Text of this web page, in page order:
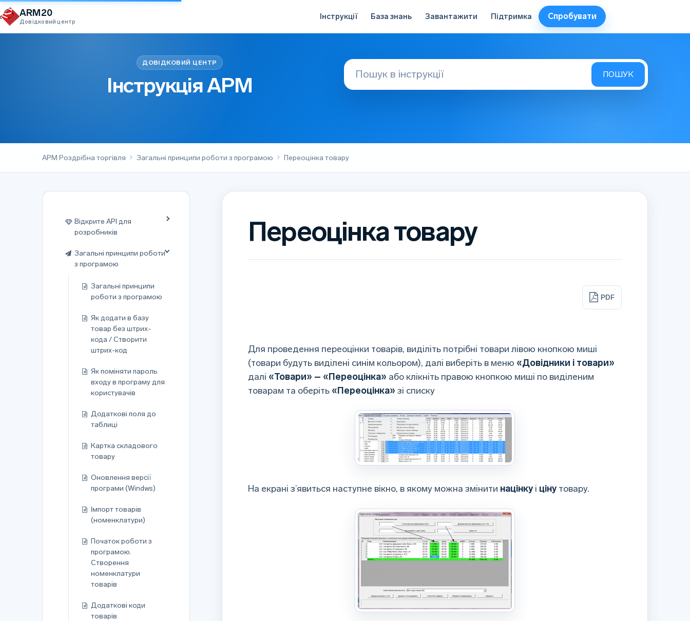
Перейти до вмісту
ARM20
Довідковий центр
Інструкції База знань Завантажити Підтримка Спробувати
Інструкція АРМ
АРМ Роздрібна торгівля Загальні принципи роботи з програмою Переоцінка товару
Відкрите API для
розробників
Загальні принципи роботи
з програмою
Загальні принципи
роботи з програмою
Як додати в базу
товар без штрих-
кода / Створити
штрих-код
Як поміняти пароль
входу в програму для
користувачів
Додаткові поля до
таблиці
Картка складового
товару
Оновлення версії
програми (Windws)
Імпорт товарів
(номенклатури)
Початок роботи з
програмою.
Створення
номенклатури
товарів
Додаткові коди
товарів
Переоцінка товару
PDF
Для проведення переоцінки товарів, виділіть потрібні товари лівою кнопкою миші
(товари будуть виділені синім кольором), далі виберіть в меню «Довідники і товари»
далі «Товари» – «Переоцінка» або клікніть правою кнопкою миші по виділеним
товарам та оберіть «Переоцінка» зі списку
На екрані з’явиться наступне вікно, в якому можна змінити націнку і ціну товару.